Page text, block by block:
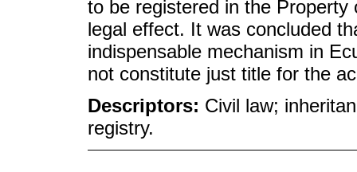
to be registered in the
legal effect. It was concluded
indispensable mechanism in
not constitute just title for the
Descriptors: Civil law;
registry.